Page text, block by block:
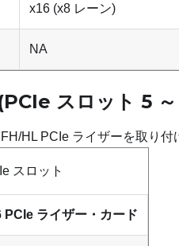
x16 (x8 レーン)
NA
スロット 5
HL PCIe ライザーを取り付
スロット
PCIe ライザー・カード